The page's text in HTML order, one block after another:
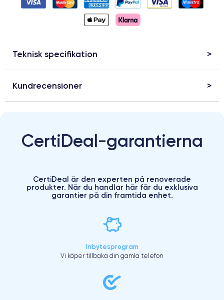
Teknisk specifikation
Kundrecensioner
CertiDeal-garantierna
CertiDeal är den experten på renoverade
produkter. När du handlar här får du exklusiva
garantier på din framtida enhet.
Inbytesprogram
Vi köper tillbaka din gamla telefon